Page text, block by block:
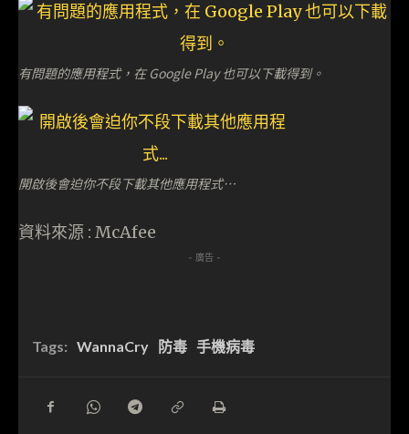
有問題的應用程式，在 Google Play 也可以下載得到。
開啟後會迫你不段下載其他應用程式…
資料來源 : McAfee
- 廣告 -
Tags: WannaCry 防毒 手機病毒